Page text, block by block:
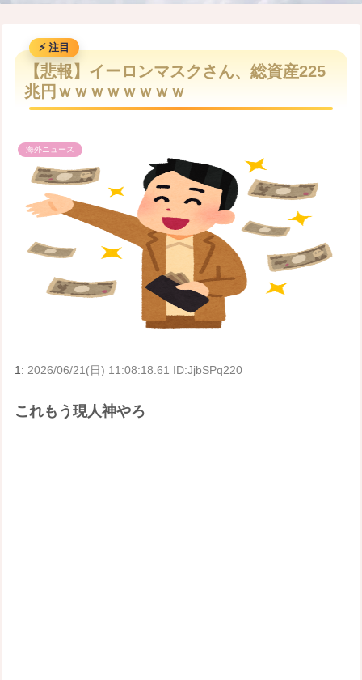
M
u
【悲報】イーロンマスクさん、総資産225
兆円ｗｗｗｗｗｗｗｗ
海外ニュース
1: 2026/06/21(日) 11:08:18.61 ID:JjbSPq220
これもう現人神やろ